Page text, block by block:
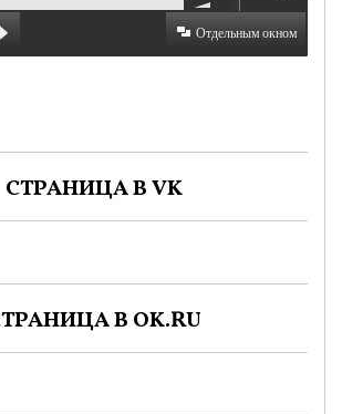
Отдельным окном
СТРАНИЦА В VK
В OK.RU